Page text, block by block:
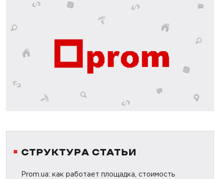
СТРУКТУРА СТАТЬИ
Prom.ua: как работает площадка, стоимость